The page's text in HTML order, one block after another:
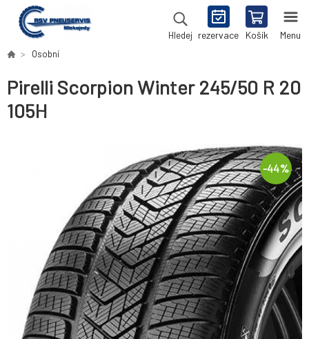
Hledej rezervace Košík Menu
Osobní
Pirelli Scorpion Winter 245/50 R 20
105H
-44%